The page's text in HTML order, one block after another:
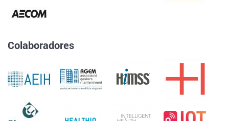
Colaboradores